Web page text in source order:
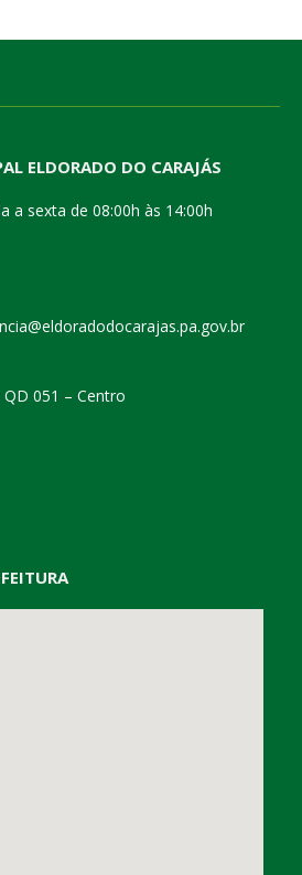
ELDORADO DO CARAJÁS
a sexta de 08:00h às 14:00h
QD 051 – Centro